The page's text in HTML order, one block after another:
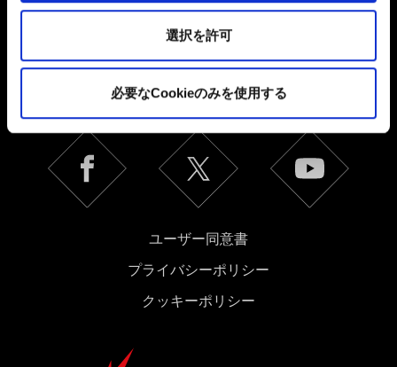
これらのオプションが有効になることはありません。
細は、下記の「設定」メニューでご確認ください。
選択を許可
必要なCookieのみを使用する
日本語
ソーシャルメディア
ユーザー同意書
プライバシーポリシー
クッキーポリシー